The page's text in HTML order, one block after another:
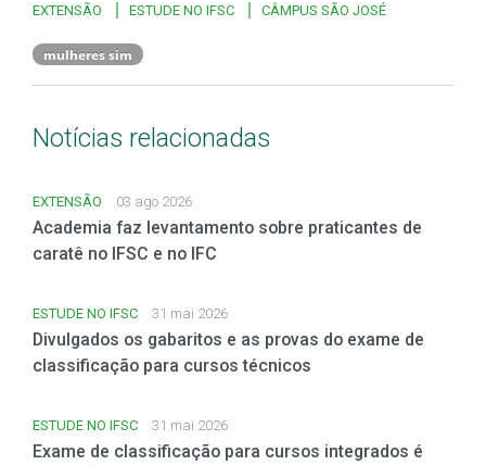
EXTENSÃO ESTUDE NO IFSC CÂMPUS SÃO JOSÉ
mulheres sim
Notícias relacionadas
EXTENSÃO 03 ago 2026
Academia faz levantamento sobre praticantes de
caratê no IFSC e no IFC
ESTUDE NO IFSC 31 mai 2026
Divulgados os gabaritos e as provas do exame de
classificação para cursos técnicos
ESTUDE NO IFSC 31 mai 2026
Exame de classificação para cursos integrados é